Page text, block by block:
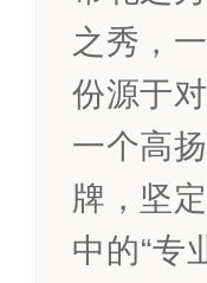
之秀，
份源于
一个高
牌，坚
中的“专